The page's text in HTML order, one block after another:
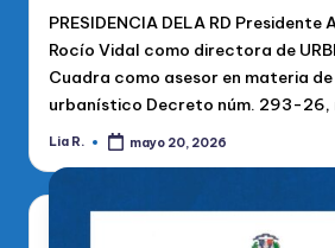
PRESIDENCIA DELA RD
Rocío Vidal como directora de
Cuadra como asesor en materia
urbanístico Decreto núm. 293-26,
Publicado
Lia R. mayo 20, 2026